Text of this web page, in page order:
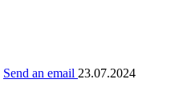
Send an email 23.07.2024